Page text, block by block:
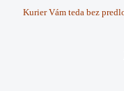
Kurier Vám teda bez